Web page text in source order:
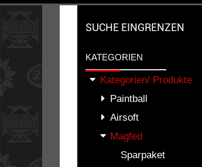
SUCHE EINGRENZEN
KATEGORIEN
Kategorien/ Produkte
Paintball
Airsoft
Magfed
Sparpaket